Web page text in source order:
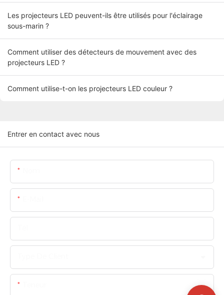
Les projecteurs LED peuvent-ils être utilisés pour l'éclairage
sous-marin ?
Comment utiliser des détecteurs de mouvement avec des
projecteurs LED ?
Comment utilise-t-on les projecteurs LED couleur ?
Entrer en contact avec nous